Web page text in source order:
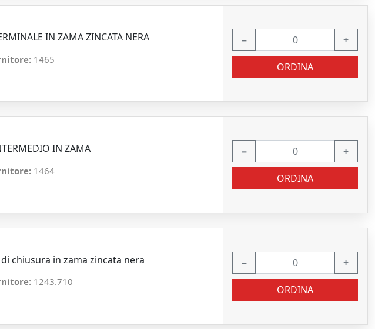
IN ZAMA ZINCATA NERA
1465
− +
ORDINA
IN ZAMA
1464
− +
ORDINA
di chiusura in zama zincata nera
1243.710
− +
ORDINA